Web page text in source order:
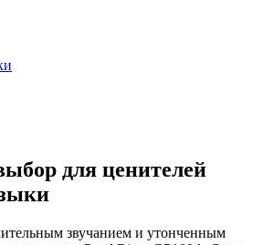
для ценителей
звучанием и утонченным